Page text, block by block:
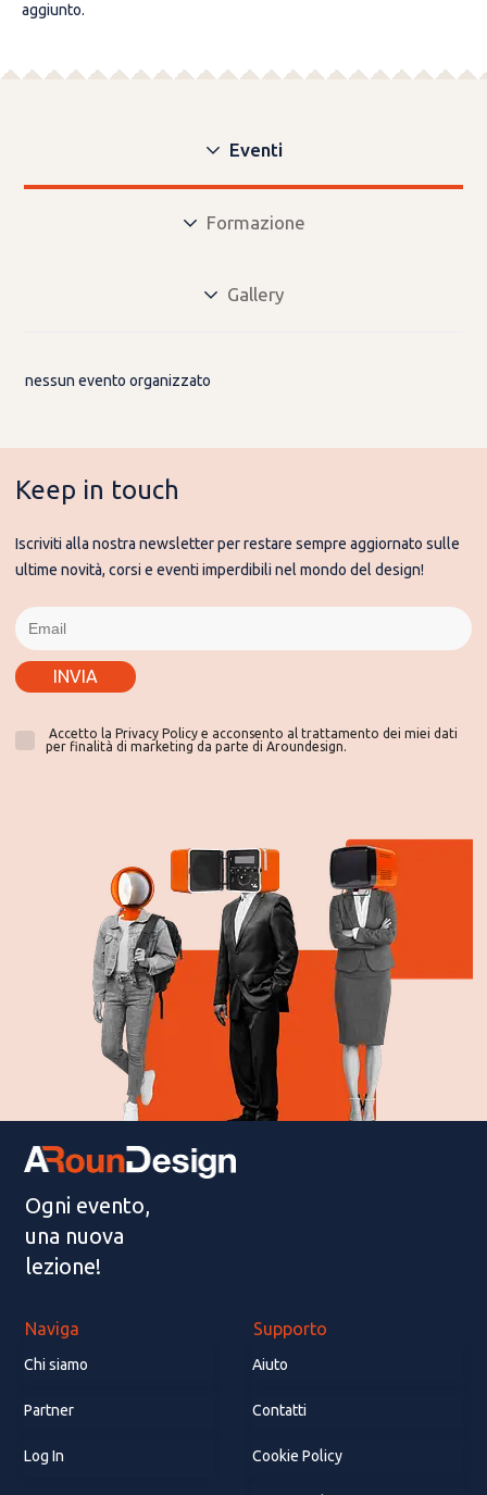
aggiunto.
Eventi
Formazione
Gallery
nessun evento organizzato
Keep in touch
Iscriviti alla nostra newsletter per restare sempre aggiornato sulle
ultime novità, corsi e eventi imperdibili nel mondo del design!
INVIA
Accetto la Privacy Policy e acconsento al trattamento dei miei dati
per finalità di marketing da parte di Aroundesign.
Ogni evento,
una nuova
lezione!
Naviga
Chi siamo
Partner
Log In
Supporto
Aiuto
Contatti
Cookie Policy